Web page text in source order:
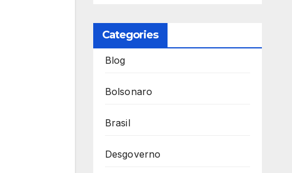
Categories
Blog
Bolsonaro
Brasil
Desgoverno